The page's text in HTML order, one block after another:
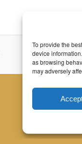
To provide the
device
as browsing
may adversely